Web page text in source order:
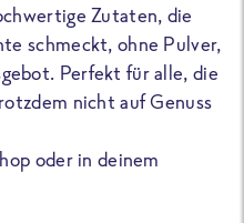
Zutaten, die
schmeckt, ohne Pulver,
Perfekt für alle, die
nicht auf Genuss
oder in deinem